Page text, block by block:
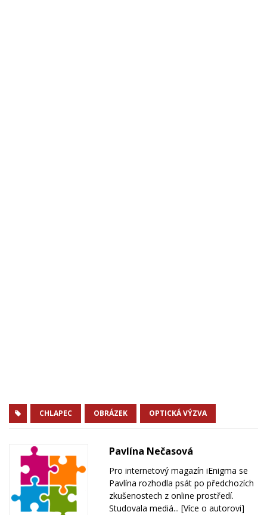
CHLAPEC OBRÁZEK OPTICKÁ VÝZVA
Pavlína Nečasová
Pro internetový magazín iEnigma se
Pavlína rozhodla psát po předchozích
zkušenostech z online prostředí.
Studovala mediá... [Více o autorovi]